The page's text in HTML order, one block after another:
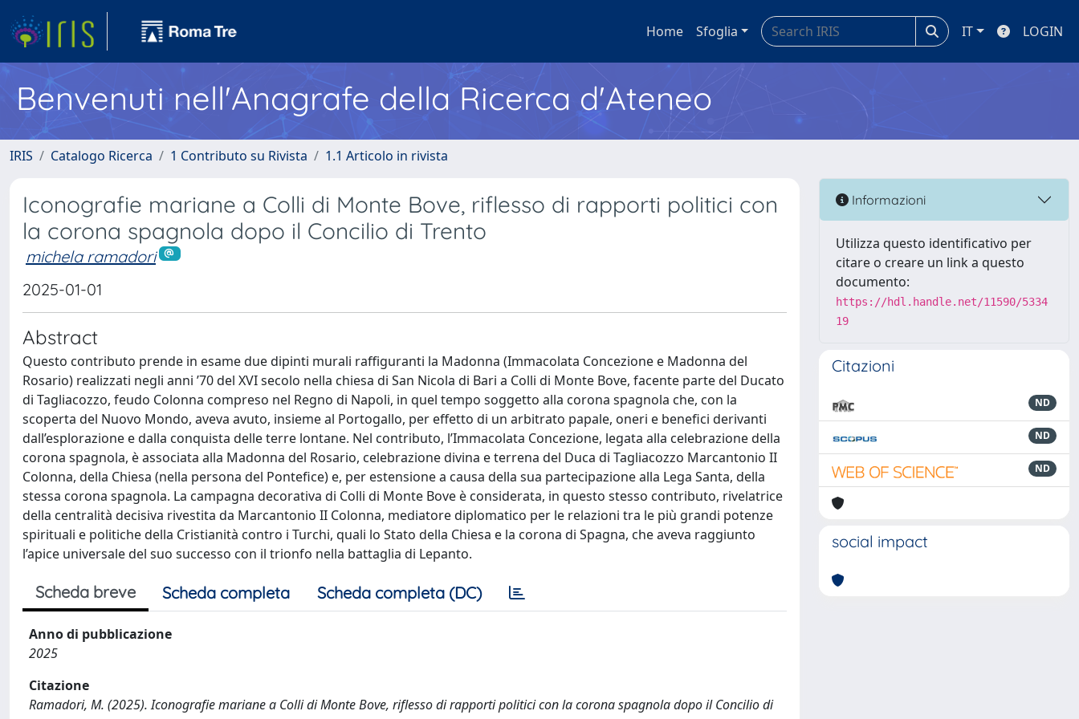
Home Sfoglia IT LOGIN
Benvenuti nell'Anagrafe della Ricerca d'Ateneo
IRIS Catalogo Ricerca 1 Contributo su Rivista 1.1 Articolo in rivista
Iconografie mariane a Colli di Monte Bove, riflesso di rapporti politici con
la corona spagnola dopo il Concilio di Trento
michela ramadori
2025-01-01
Abstract
Questo contributo prende in esame due dipinti murali raffiguranti la Madonna (Immacolata Concezione e Madonna del
Rosario) realizzati negli anni ’70 del XVI secolo nella chiesa di San Nicola di Bari a Colli di Monte Bove, facente parte del Ducato
di Tagliacozzo, feudo Colonna compreso nel Regno di Napoli, in quel tempo soggetto alla corona spagnola che, con la
scoperta del Nuovo Mondo, aveva avuto, insieme al Portogallo, per effetto di un arbitrato papale, oneri e benefici derivanti
dall’esplorazione e dalla conquista delle terre lontane. Nel contributo, l’Immacolata Concezione, legata alla celebrazione della
corona spagnola, è associata alla Madonna del Rosario, celebrazione divina e terrena del Duca di Tagliacozzo Marcantonio II
Colonna, della Chiesa (nella persona del Pontefice) e, per estensione a causa della sua partecipazione alla Lega Santa, della
stessa corona spagnola. La campagna decorativa di Colli di Monte Bove è considerata, in questo stesso contributo, rivelatrice
della centralità decisiva rivestita da Marcantonio II Colonna, mediatore diplomatico per le relazioni tra le più grandi potenze
spirituali e politiche della Cristianità contro i Turchi, quali lo Stato della Chiesa e la corona di Spagna, che aveva raggiunto
l’apice universale del suo successo con il trionfo nella battaglia di Lepanto.
Scheda breve Scheda completa Scheda completa (DC)
Anno di pubblicazione
2025
Citazione
Ramadori, M. (2025). Iconografie mariane a Colli di Monte Bove, riflesso di rapporti politici con la corona spagnola dopo il Concilio di
Informazioni
Utilizza questo identificativo per
citare o creare un link a questo
documento:
https://hdl.handle.net/11590/5334
19
Citazioni
ND
ND
ND
social impact